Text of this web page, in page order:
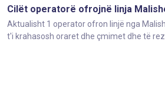
Cilët operatorë ofrojnë linja
Aktualisht 1 operator ofron linjë nga
t'i krahasosh oraret dhe çmimet dhe të